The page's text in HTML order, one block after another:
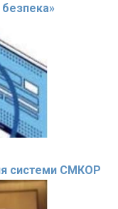
безпека»
системи СМКОР